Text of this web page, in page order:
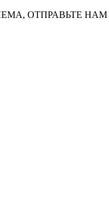
ОТПРАВЬТЕ НАМ